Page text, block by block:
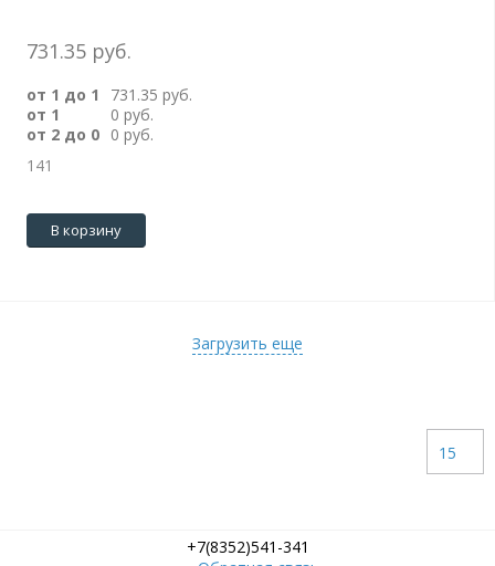
731.35 руб.
от 1 до 1
731.35 руб.
от 1
0 руб.
от 2 до 0 0 руб.
141
В корзину
Загрузить еще
15
+7(8352)541-341